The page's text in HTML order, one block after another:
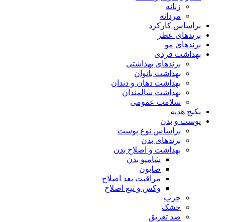
زنانه
مردانه
براساس کارکرد
برندهای عطر
برندهای مو
بهداشت فردی
برندهای بهداشتی
بهداشت بانوان
بهداشت دهان و دندان
بهداشت سالمندان
سلامت عمومی
پکیج هدیه
پوست و بدن
براساس نوع پوست
برندهای بدن
بهداشت و اصلاح بدن
شامپو بدن
صابون
مراقبت بعد اصلاح
وکس و تیغ اصلاح
چرب
خشک
ضد تعریق